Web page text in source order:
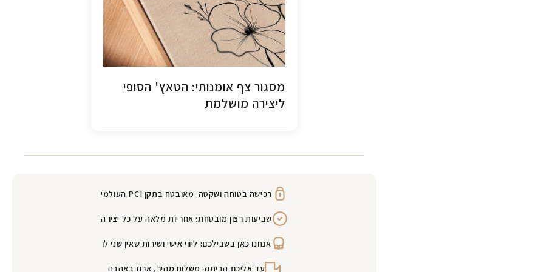
מסגור צף אומנותי: הטאץ' הסופי
ליצירה מושלמת
רכישה בטוחה ושקטה: מאובטח בתקן PCI העולמי
שביעות רצון מובטחת: אחריות מלאה על כל יצירה
אנחנו כאן בשבילכם: ליווי אישי ושירות שאין שני לו
עד אליכם הביתה: משלוח מהיר, ארוז באהבה